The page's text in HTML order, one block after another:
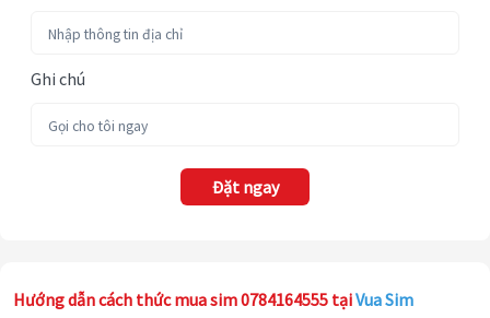
Ghi chú
Đặt ngay
Hướng dẫn cách thức mua sim 0784164555 tạiVua Sim